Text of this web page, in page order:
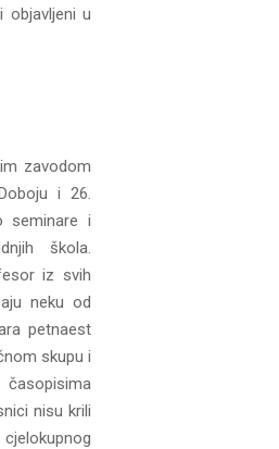
objavljeni u
zavodom
i 26.
seminare i
škola.
iz svih
neku od
petnaest
skupu i
nisu krili